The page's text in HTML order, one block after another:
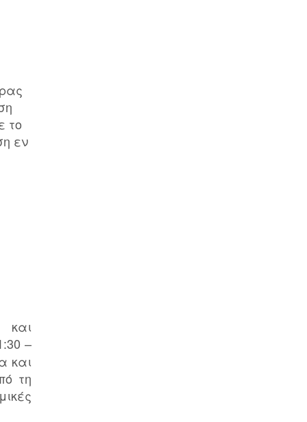
το
εν
και
–
και
τη